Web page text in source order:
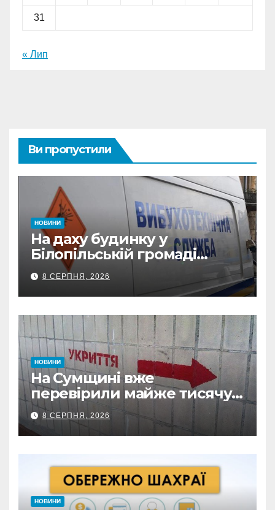
31
« Лип
Ви пропустили
НОВИНИ
На даху будинку у
Білопільській громаді
знайшли 120-мм міну
8 СЕРПНЯ, 2026
НОВИНИ
На Сумщині вже
перевірили майже тисячу
укриттів: де виявили
замкнені двері
8 СЕРПНЯ, 2026
НОВИНИ